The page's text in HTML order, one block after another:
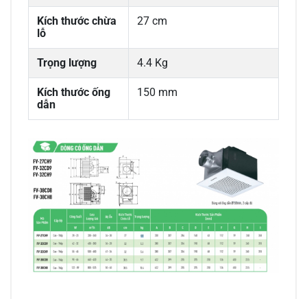
Kích thước chừa
lỗ
27 cm
Trọng lượng 4.4 Kg
Kích thước ống
dẫn
150 mm